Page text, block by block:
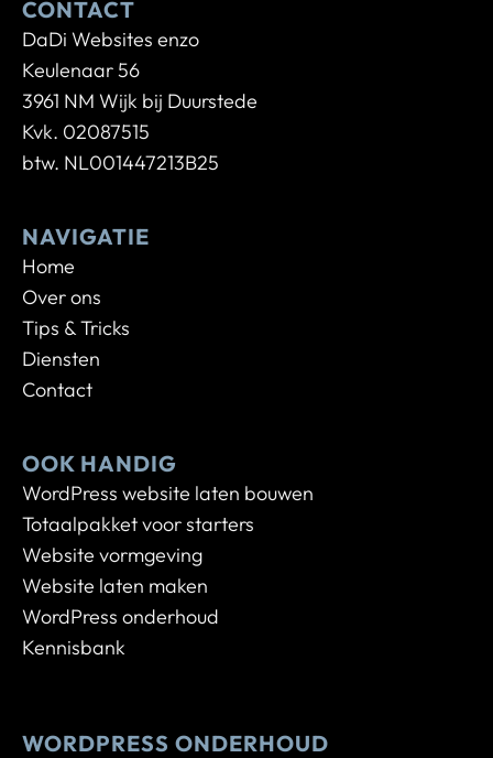
CONTACT
DaDi Websites enzo
Keulenaar 56
3961 NM Wijk bij Duurstede
Kvk. 02087515
btw. NL001447213B25
NAVIGATIE
Home
Over ons
Tips & Tricks
Diensten
Contact
OOK HANDIG
WordPress website laten bouwen
Totaalpakket voor starters
Website vormgeving
Website laten maken
WordPress onderhoud
Kennisbank
WORDPRESS ONDERHOUD